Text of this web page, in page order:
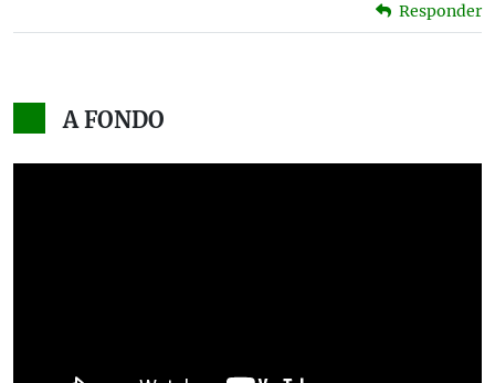
Responder
A FONDO